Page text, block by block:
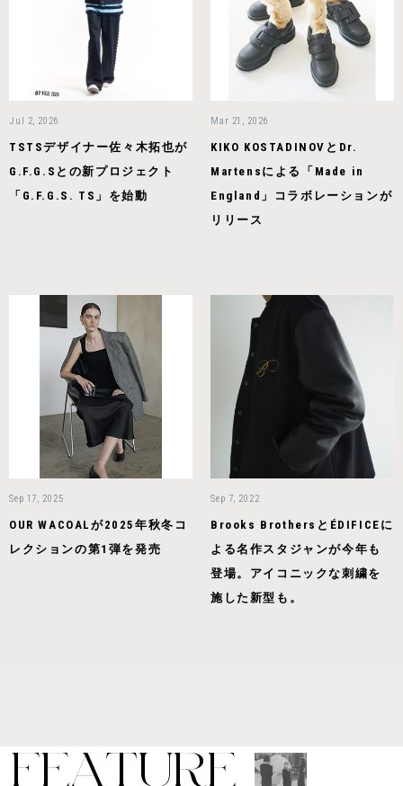
Jul 2, 2026
TSTSデザイナー佐々木拓也が
G.F.G.Sとの新プロジェクト
「G.F.G.S. TS」を始動
Mar 21, 2026
KIKO KOSTADINOVとDr.
Martensによる「Made in
England」コラボレーションが
リリース
Sep 17, 2025
OUR WACOALが2025年秋冬コ
レクションの第1弾を発売
Sep 7, 2022
Brooks BrothersとÉDIFICEに
よる名作スタジャンが今年も
登場。アイコニックな刺繍を
施した新型も。
FEATURE